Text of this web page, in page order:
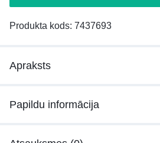
Produkta kods: 7437693
Apraksts
Papildu informācija